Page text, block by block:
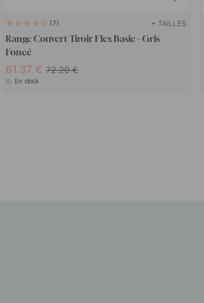
7 + TAILLES
Range Couvert Tiroir Flex Basic - Gris
Foncé
61.37 72.20
En stock